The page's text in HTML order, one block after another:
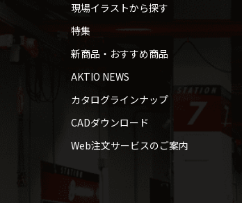
現場イラストから探す
特集
新商品・おすすめ商品
AKTIO NEWS
カタログラインナップ
CADダウンロード
Web注文サービスのご案内